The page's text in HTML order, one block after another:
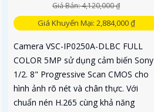
Giá Bán: 4,120,000 ₫
Giá Khuyến Mại: 2,884,000 ₫
Camera VSC-IP0250A-DLBC FULL
COLOR 5MP sử dụng cảm biến Sony
1/2. 8" Progressive Scan CMOS cho
hình ảnh rõ nét và chân thực. Với
chuẩn nén H.265 cùng khả năng